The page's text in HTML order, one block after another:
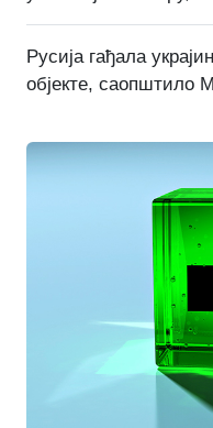
Русија гађала
објекте, саопштило